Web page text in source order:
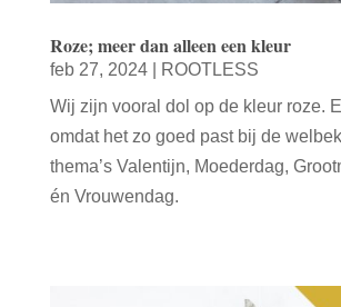
Roze; meer dan alleen een kleur
feb 27, 2024|
ROOTLESS
Wij zijn vooral dol op de kleur roze.
omdat het zo goed past bij de
thema’s Valentijn, Moederdag,
én Vrouwendag.